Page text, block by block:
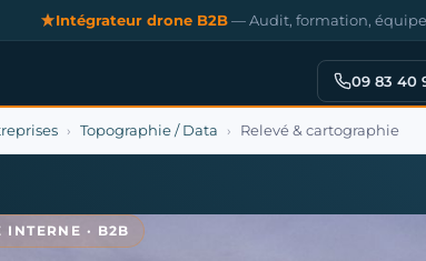
Intégrateur drone B2B— Audit, formation,
09 83 40
› Topographie / Data › Relevé & cartographie
INTERNE · B2B